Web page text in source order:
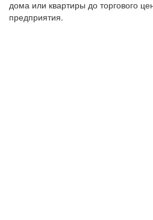
дома или квартиры до торгового
предприятия.